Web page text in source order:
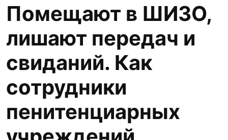
Помещают в ШИЗО,
лишают передач и
свиданий. Как
сотрудники
пенитенциарных